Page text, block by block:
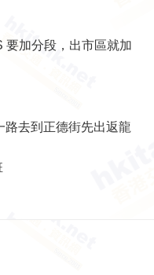
要加分段，出市區就加
路去到正德街先出返龍